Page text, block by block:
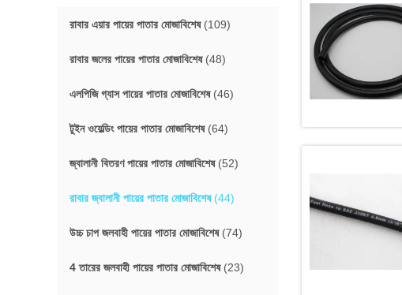
রাবার এয়ার পায়ের পাতার মোজাবিশেষ(109)
রাবার জলের পায়ের পাতার মোজাবিশেষ(48)
এলপিজি গ্যাস পায়ের পাতার মোজাবিশেষ(46)
টুইন ওয়েল্ডিং পায়ের পাতার মোজাবিশেষ(64)
জ্বালানী বিতরণ পায়ের পাতার মোজাবিশেষ(52)
রাবার জ্বালানী পায়ের পাতার মোজাবিশেষ(44)
উচ্চ চাপ জলবাহী পায়ের পাতার মোজাবিশেষ(74)
4 তারের জলবাহী পায়ের পাতার মোজাবিশেষ(23)